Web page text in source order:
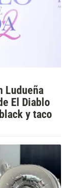
Ludueña
El Diablo
y taco